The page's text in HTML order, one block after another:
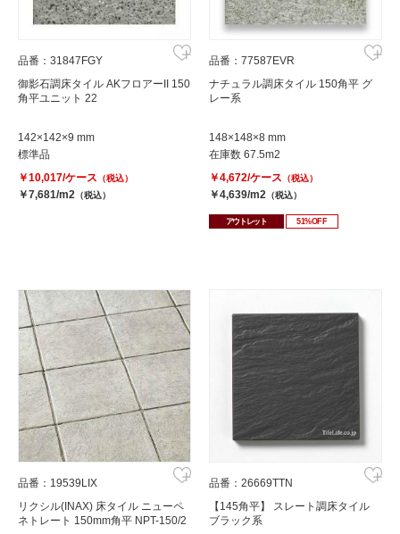
品番：31847FGY
御影石調床タイル AKフロアーII 150
角平ユニット 22
142×142×9 mm
標準品
￥10,017/ケース （税込）
￥7,681/m2 （税込）
品番：77587EVR
ナチュラル調床タイル 150角平 グ
レー系
148×148×8 mm
在庫数 67.5m2
￥4,672/ケース （税込）
￥4,639/m2 （税込）
アウトレット 51%OFF
品番：19539LIX
リクシル(INAX) 床タイル ニューペ
ネトレート 150mm角平 NPT-150/2
品番：26669TTN
【145角平】 スレート調床タイル
ブラック系